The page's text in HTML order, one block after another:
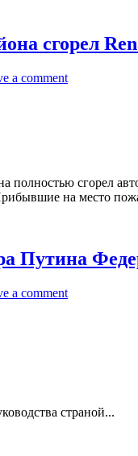
сгорел
a comment
полностью сгорел
на место
Путина
a comment
страной...